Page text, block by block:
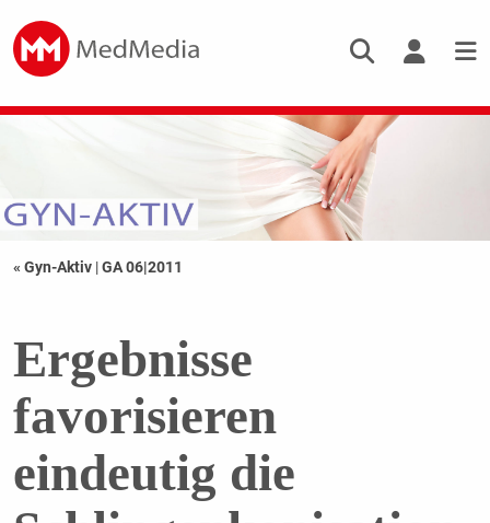
« Gyn-Aktiv |GA 06|2011
Ergebnisse
favorisieren
eindeutig die